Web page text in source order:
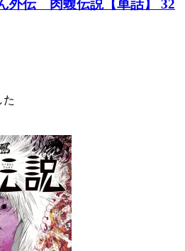
外伝 肉蝮伝説【単話】 32
た